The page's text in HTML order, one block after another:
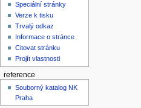
Speciální stránky
Verze k tisku
Trvalý odkaz
Informace o stránce
Citovat stránku
Projít vlastnosti
reference
Souborný katalog NK
Praha